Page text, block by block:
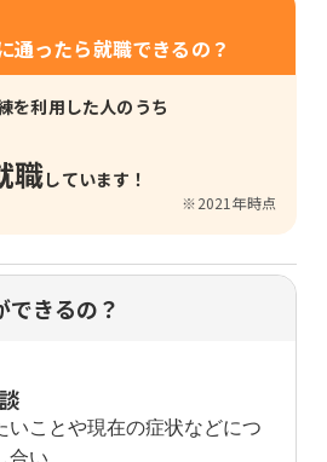
通ったら就職できるの？
を利用した人のうち
職しています！
※2021年時点
きるの？
いことや現在の症状などにつ
い、